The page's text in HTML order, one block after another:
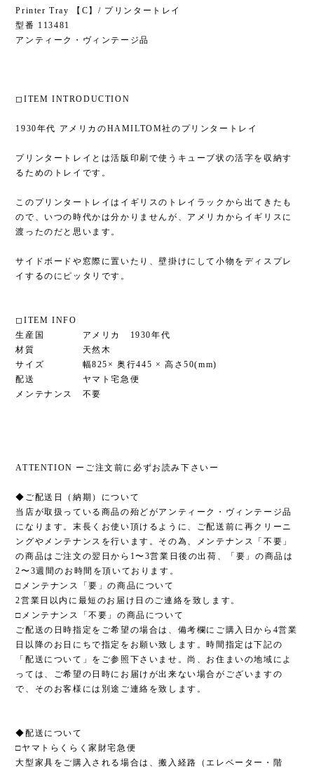
Printer Tray 【C】/ プリンタートレイ
型番 113481
アンティーク・ヴィンテージ品
◻︎ITEM INTRODUCTION
1930年代 アメリカのHAMILTOM社のプリンタートレイ
プリンタートレイとは活版印刷で使うキューブ状の活字を収納す
るためのトレイです。
このプリンタートレイはイギリスのトレイラックから出てきたも
ので、いつの時代かは分かりませんが、アメリカからイギリスに
渡ったのだと思います。
サイドボードや窓際に置いたり、壁掛けにして小物をディスプレ
イするのにピッタリです。
◻︎ITEM INFO
生産国 アメリカ 1930年代
材質 天然木
サイズ 幅825× 奥行445 × 高さ50(mm)
配送 ヤマト宅急便
メンテナンス 不要
ATTENTION ーご注文前に必ずお読み下さいー
◆ご配送日（納期）について
当店が取扱っている商品の殆どがアンティーク・ヴィンテージ品
になります。末長くお使い頂けるように、ご配送前に再クリーニ
ングやメンテナンスを行います。その為、メンテナンス「不要」
の商品はご注文の翌日から1〜3営業日後の出荷、「要」の商品は
2〜3週間のお時間を頂いております。
□メンテナンス「要」の商品について
2営業日以内に最短のお届け日のご連絡を致します。
□メンテナンス「不要」の商品について
ご配送の日時指定をご希望の場合は、備考欄にご購入日から4営業
日以降のお日にちで指定をお願い致します。時間指定は下記の
「配送について」をご参照下さいませ。尚、お住まいの地域によ
っては、ご希望の日時にお届けが出来ない場合がございますの
で、そのお客様には別途ご連絡を致します。
◆配送について
□ヤマトらくらく家財宅急便
大型家具をご購入される場合は、搬入経路（エレベーター・階